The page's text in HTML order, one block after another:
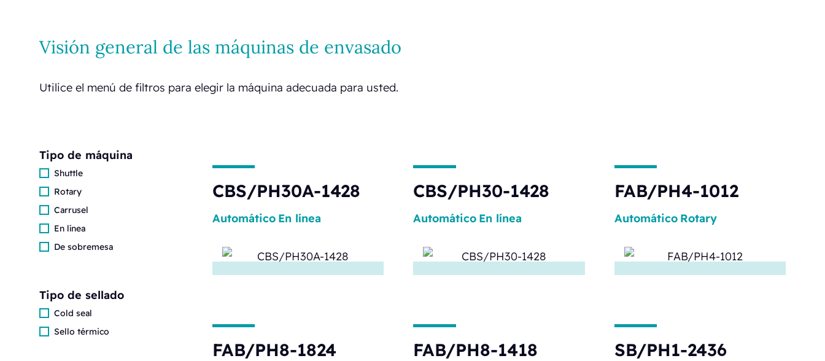
Visión general de las máquinas de envasado
Utilice el menú de filtros para elegir la máquina adecuada para usted.
Tipo de máquina
Shuttle
Rotary
Carrusel
En línea
De sobremesa
Tipo de sellado
Cold seal
Sello térmico
CBS/PH30A-1428
Automático En línea
CBS/PH30-1428
Automático En línea
FAB/PH4-1012
Automático Rotary
FAB/PH8-1824 FAB/PH8-1418 SB/PH1-2436